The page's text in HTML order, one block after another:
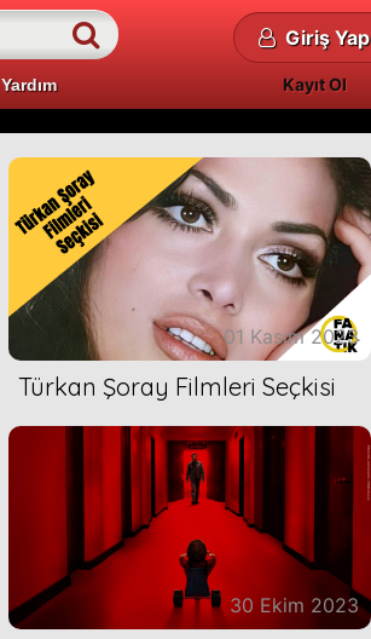
Yardım
Giriş Yap
Kayıt Ol
01 Kasım 2023
Türkan Şoray Filmleri Seçkisi
30 Ekim 2023